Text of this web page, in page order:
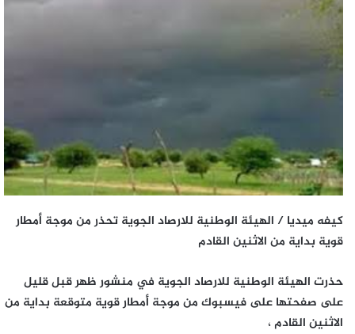
كيفه ميديا / الهيئة الوطنية للارصاد الجوية تحذر من موجة أمطار
قوية بداية من الاثنين القادم
حذرت الهيئة الوطنية للارصاد الجوية في منشور ظهر قبل قليل
على صفحتها على فيسبوك من موجة أمطار قوية متوقعة بداية من
الاثنين القادم ،